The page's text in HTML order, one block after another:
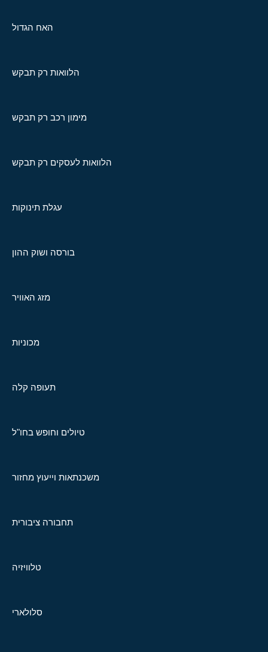
האח הגדול
הלוואות רק תבקש
מימון רכב רק תבקש
הלוואות לעסקים רק תבקש
עגלת תינוקות
בורסה ושוק ההון
מזג האוויר
מכוניות
תעופה קלה
טיולים וחופש בחו"ל
משכנתאות וייעוץ מחזור
תחבורה ציבורית
טלוויזיה
סלולארי